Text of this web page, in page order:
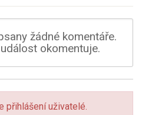
žádné komentáře.
okomentuje.
přihlášení uživatelé.